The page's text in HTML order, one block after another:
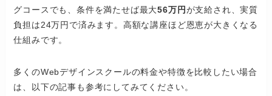
グコースでも、条件を満たせば最大56万円が支給され、実質
負担は24万円で済みます。高額な講座ほど恩恵が大きくなる
仕組みです。
多くのWebデザインスクールの料金や特徴を比較したい場合
は、以下の記事も参考にしてみてください。